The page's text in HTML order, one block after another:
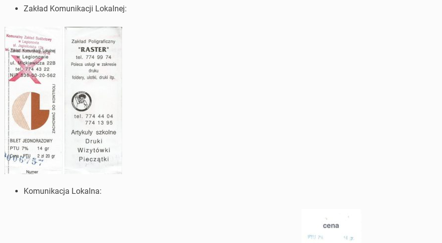
Zakład Komunikacji Lokalnej:
Komunikacja Lokalna: